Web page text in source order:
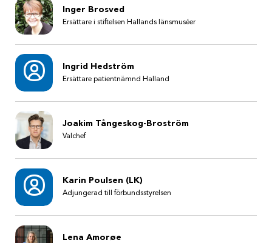
Inger Brosved
Ersättare i stiftelsen Hallands länsmuséer
Ingrid Hedström
Ersättare patientnämnd Halland
Joakim Tångeskog-Broström
Valchef
Karin Poulsen (LK)
Adjungerad till förbundsstyrelsen
Lena Amorøe